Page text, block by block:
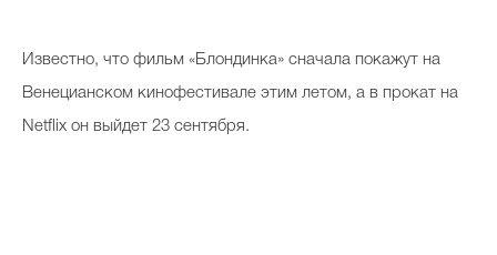
Известно, что фильм «Блондинка» сначала покажут на
Венецианском кинофестивале этим летом, а в прокат на
Netflix он выйдет 23 сентября.